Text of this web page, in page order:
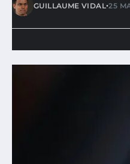
GUILLAUME VIDAL•25